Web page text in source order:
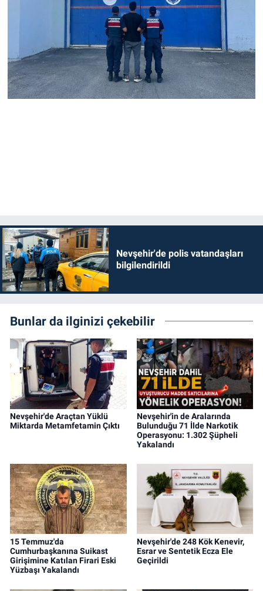
Nevşehir'de polis vatandaşları
bilgilendirildi
Bunlar da ilginizi çekebilir
Nevşehir'de Araçtan Yüklü
Miktarda Metamfetamin Çıktı
Nevşehir'in de Aralarında
Bulunduğu 71 İlde Narkotik
Operasyonu: 1.302 Şüpheli
Yakalandı
15 Temmuz'da
Cumhurbaşkanına Suikast
Girişimine Katılan Firari Eski
Yüzbaşı Yakalandı
Nevşehir'de 248 Kök Kenevir,
Esrar ve Sentetik Ecza Ele
Geçirildi